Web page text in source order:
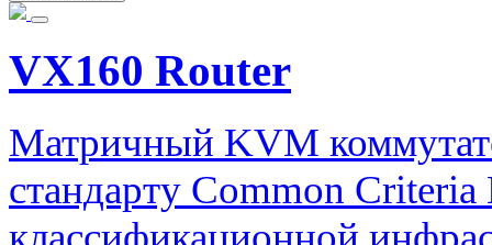
VX160 Router
Матричный KVM
стандарту Common